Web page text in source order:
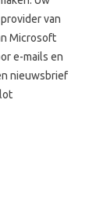
van
Microsoft
e-mails en
nieuwsbrief